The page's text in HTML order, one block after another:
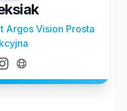
Argos Vision Prosta